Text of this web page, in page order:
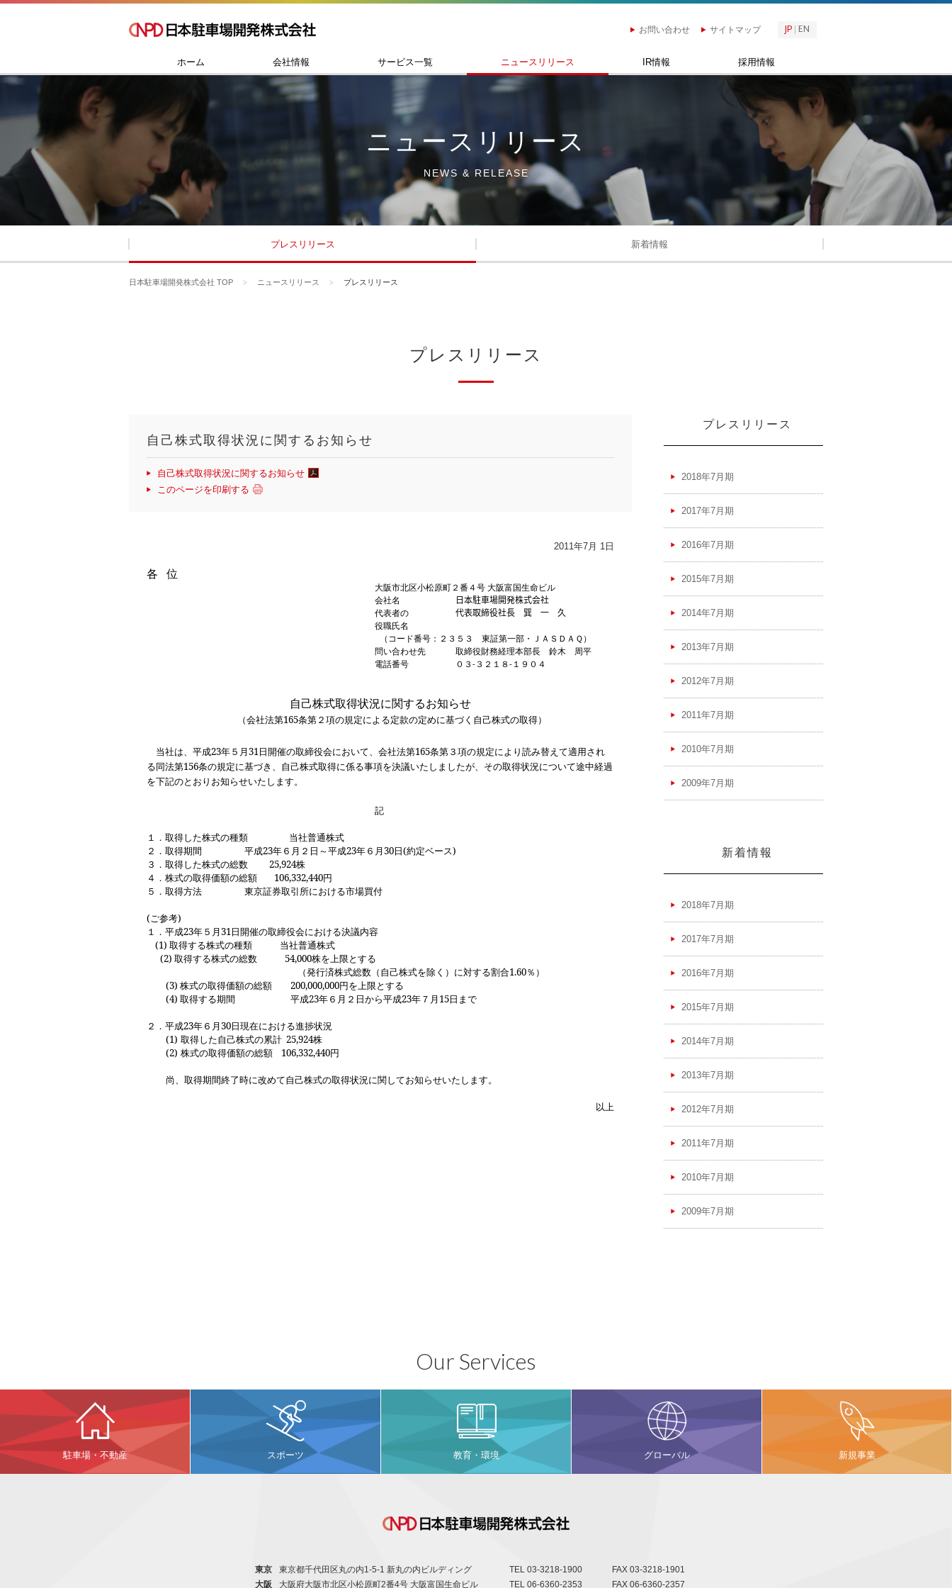
JP EN
お問い合わせ サイトマップ
ホーム 会社情報 サービス一覧 ニュースリリース IR情報 採用情報
ニュースリリース
NEWS & RELEASE
プレスリリース 新着情報
日本駐車場開発株式会社 TOP ニュースリリース プレスリリース
プレスリリース
自己株式取得状況に関するお知らせ
自己株式取得状況に関するお知らせ
このページを印刷する
2011年7月 1日
各 位
大阪市北区小松原町２番４号 大阪富国生命ビル
会社名
日本駐車場開発株式会社
代表者の
役職氏名
代表取締役社長 巽 一 久
（コード番号：２３５３ 東証第一部・ＪＡＳＤＡＱ）
問い合わせ先
取締役財務経理本部長 鈴木 周平
電話番号
０３-３２１８-１９０４
自己株式取得状況に関するお知らせ
（会社法第165条第２項の規定による定款の定めに基づく自己株式の取得）
当社は、平成23年５月31日開催の取締役会において、会社法第165条第３項の規定により読み替えて適用され
る同法第156条の規定に基づき、自己株式取得に係る事項を決議いたしましたが、その取得状況について途中経過
を下記のとおりお知らせいたします。
記
１．取得した株式の種類
当社普通株式
２．取得期間
平成23年６月２日～平成23年６月30日(約定ベース)
３．取得した株式の総数
25,924株
４．株式の取得価額の総額
106,332,440円
５．取得方法
東京証券取引所における市場買付
(ご参考)
１．平成23年５月31日開催の取締役会における決議内容
(1) 取得する株式の種類 当社普通株式
(2) 取得する株式の総数 54,000株を上限とする
（発行済株式総数（自己株式を除く）に対する割合1.60％）
(3) 株式の取得価額の総額 200,000,000円を上限とする
(4) 取得する期間 平成23年６月２日から平成23年７月15日まで
２．平成23年６月30日現在における進捗状況
(1) 取得した自己株式の累計 25,924株
(2) 株式の取得価額の総額 106,332,440円
尚、取得期間終了時に改めて自己株式の取得状況に関してお知らせいたします。
以上
プレスリリース
2018年7月期
2017年7月期
2016年7月期
2015年7月期
2014年7月期
2013年7月期
2012年7月期
2011年7月期
2010年7月期
2009年7月期
新着情報
2018年7月期
2017年7月期
2016年7月期
2015年7月期
2014年7月期
2013年7月期
2012年7月期
2011年7月期
2010年7月期
2009年7月期
Our Services
駐車場・不動産 スポーツ 教育・環境 グローバル 新規事業
東京 東京都千代田区丸の内1-5-1 新丸の内ビルディング TEL 03-3218-1900
FAX 03-3218-1901
大阪
大阪府大阪市北区小松原町2番4号 大阪富国生命ビル TEL 06-6360-2353 FAX 06-6360-2357